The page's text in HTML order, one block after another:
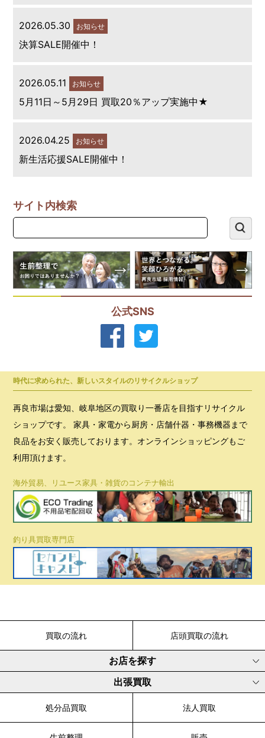
2026.05.30 お知らせ
決算SALE開催中！
2026.05.11 お知らせ
5月11日～5月29日 買取20％アップ実施中★
2026.04.25 お知らせ
新生活応援SALE開催中！
サイト内検索
公式SNS
時代に求められた、新しいスタイルのリサイクルショップ
再良市場は愛知、岐阜地区の買取り一番店を目指すリサイクル
ショップです。 家具・家電から厨房・店舗什器・事務機器まで
良品をお安く販売しております。オンラインショッピングもご
利用頂けます。
海外貿易、リユース家具・雑貨のコンテナ輸出
釣り具買取専門店
買取の流れ 店頭買取の流れ
お店を探す
出張買取
処分品買取 法人買取